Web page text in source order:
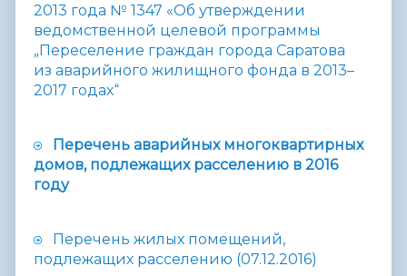
2013 года № 1347 «Об утверждении
ведомственной целевой программы
„Переселение граждан города Саратова
из аварийного жилищного фонда в 2013–
2017 годах“
Перечень аварийных многоквартирных
домов, подлежащих расселению в 2016
году
Перечень жилых помещений,
подлежащих расселению (07.12.2016)